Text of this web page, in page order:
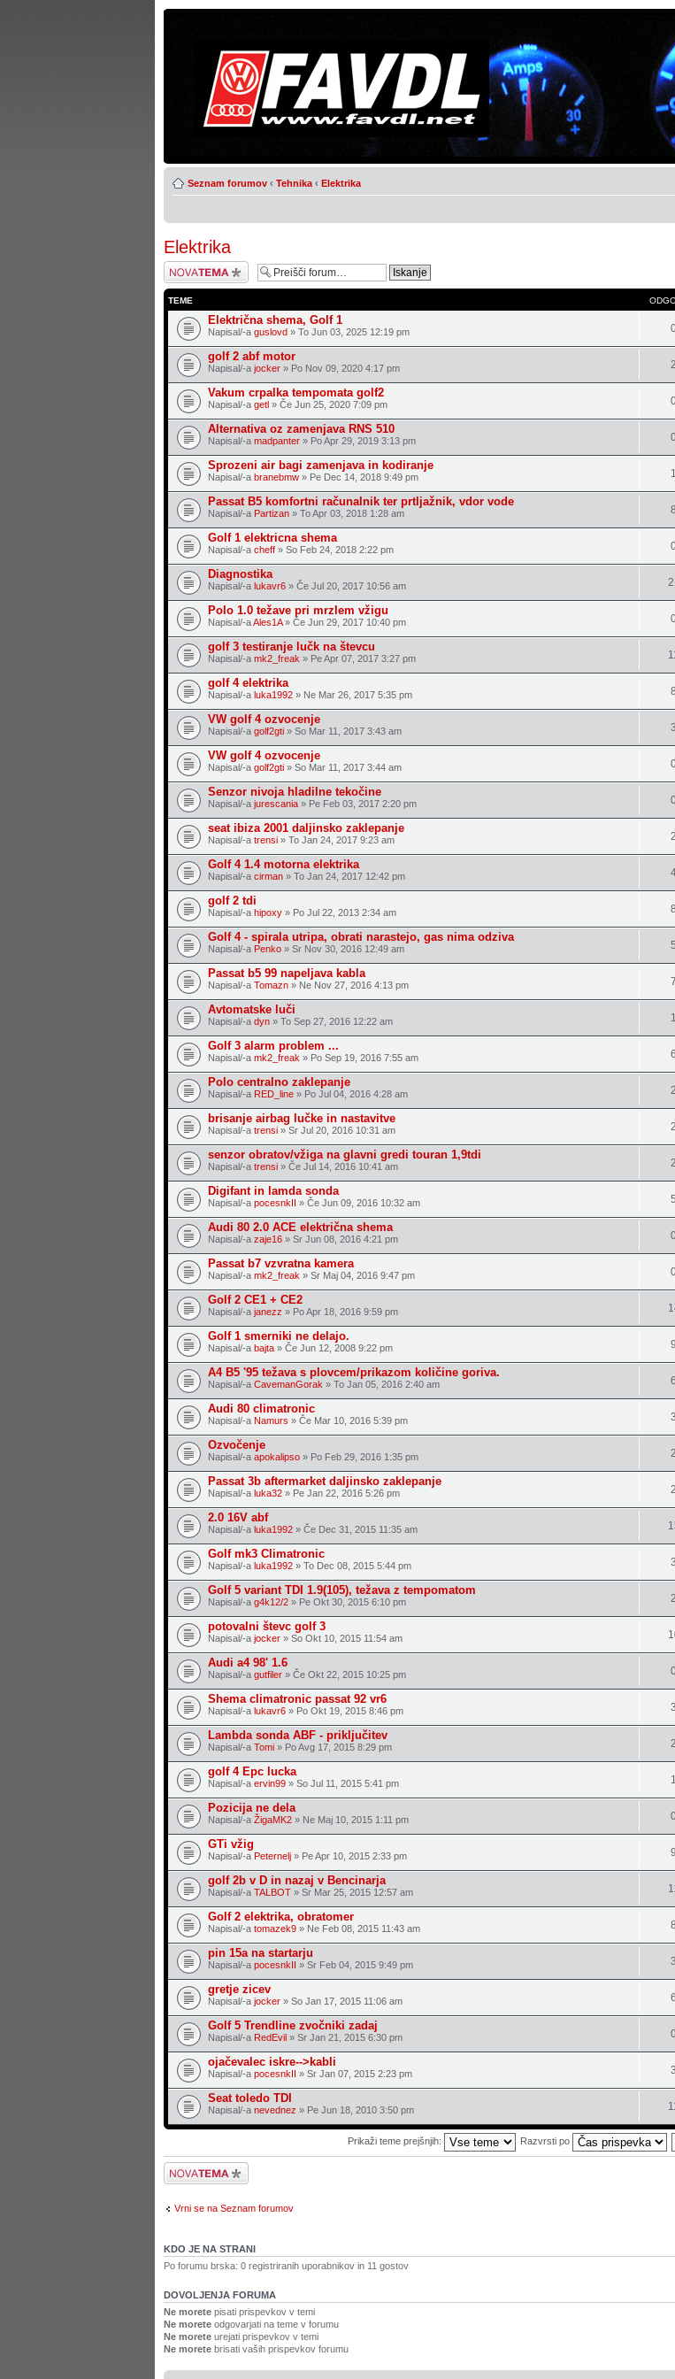
Seznam forumov ‹ Tehnika ‹ Elektrika
Elektrika
Napiši novo temo
TEME
Električna shema, Golf 1
Napisal/-a guslovd» To Jun 03, 2025 12:19 pm
golf 2 abf motor
Napisal/-a jocker» Po Nov 09, 2020 4:17 pm 2
Vakum crpalka tempomata golf2
Napisal/-a getl» Če Jun 25, 2020 7:09 pm
Alternativa oz zamenjava RNS 510
Napisal/-a madpanter» Po Apr 29, 2019 3:13 pm
Sprozeni air bagi zamenjava in kodiranje
Napisal/-a branebmw» Pe Dec 14, 2018 9:49 pm 1
Passat B5 komfortni računalnik ter prtljažnik, vdor vode
Napisal/-a Partizan» To Apr 03, 2018 1:28 am 8
Golf 1 elektricna shema
Napisal/-a cheff» So Feb 24, 2018 2:22 pm
Diagnostika
Napisal/-a lukavr6» Če Jul 20, 2017 10:56 am
Polo 1.0 težave pri mrzlem vžigu
Napisal/-aAles1A» Če Jun 29, 2017 10:40 pm
golf 3 testiranje lučk na števcu
Napisal/-a mk2_freak » Pe Apr 07, 2017 3:27 pm
golf 4 elektrika
Napisal/-a luka1992» Ne Mar 26, 2017 5:35 pm 8
VW golf 4 ozvocenje
Napisal/-a golf2gti» So Mar 11, 2017 3:43 am 3
VW golf 4 ozvocenje
Napisal/-a golf2gti» So Mar 11, 2017 3:44 am
Senzor nivoja hladilne tekočine
Napisal/-a jurescania» Pe Feb 03, 2017 2:20 pm
seat ibiza 2001 daljinsko zaklepanje
Napisal/-a trensi» To Jan 24, 2017 9:23 am 2
Golf 4 1.4 motorna elektrika
Napisal/-a cirman» To Jan 24, 2017 12:42 pm
golf 2 tdi
Napisal/-a hipoxy» Po Jul 22, 2013 2:34 am 8
Golf 4 - spirala utripa, obrati narastejo, gas nima odziva
Napisal/-a Penko» Sr Nov 30, 2016 12:49 am 5
Passat b5 99 napeljava kabla
Napisal/-a Tomazn» Ne Nov 27, 2016 4:13 pm 7
Avtomatske luči
Napisal/-a dyn» To Sep 27, 2016 12:22 am 1
Golf 3 alarm problem ...
Napisal/-a mk2_freak » Po Sep 19, 2016 7:55 am 6
Polo centralno zaklepanje
Napisal/-a RED_line» Po Jul 04, 2016 4:28 am 2
brisanje airbag lučke in nastavitve
Napisal/-a trensi» Sr Jul 20, 2016 10:31 am 2
senzor obratov/vžiga na glavni gredi touran 1,9tdi
Napisal/-a trensi» Če Jul 14, 2016 10:41 am 2
Digifant in lamda sonda
Napisal/-a pocesnkII » Če Jun 09, 2016 10:32 am 5
Audi 80 2.0 ACE električna shema
Napisal/-a zaje16» Sr Jun 08, 2016 4:21 pm
Passat b7 vzvratna kamera
Napisal/-a mk2_freak » Sr Maj 04, 2016 9:47 pm
Golf 2 CE1 + CE2
Napisal/-a janezz » Po Apr 18, 2016 9:59 pm
Golf 1 smerniki ne delajo.
Napisal/-a bajta» Če Jun 12, 2008 9:22 pm 9
A4 B5 '95 težava s plovcem/prikazom količine goriva.
Napisal/-a CavemanGorak » To Jan 05, 2016 2:40 am 6
Audi 80 climatronic
Napisal/-a Namurs » Če Mar 10, 2016 5:39 pm 3
Ozvočenje
Napisal/-a apokalipso» Po Feb 29, 2016 1:35 pm 2
Passat 3b aftermarket daljinsko zaklepanje
Napisal/-a luka32» Pe Jan 22, 2016 5:26 pm 2
2.0 16V abf
Napisal/-a luka1992» Če Dec 31, 2015 11:35 am
Golf mk3 Climatronic
Napisal/-a luka1992» To Dec 08, 2015 5:44 pm 3
Golf 5 variant TDI 1.9(105), težava z tempomatom
Napisal/-a g4k12/2» Pe Okt 30, 2015 6:10 pm 2
potovalni števc golf 3
Napisal/-a jocker» So Okt 10, 2015 11:54 am
Audi a4 98' 1.6
Napisal/-a gutfiler» Če Okt 22, 2015 10:25 pm
Shema climatronic passat 92 vr6
Napisal/-a lukavr6» Po Okt 19, 2015 8:46 pm 3
Lambda sonda ABF - priključitev
Napisal/-a Tomi» Po Avg 17, 2015 8:29 pm 2
golf 4 Epc lucka
Napisal/-a ervin99» So Jul 11, 2015 5:41 pm 1
Pozicija ne dela
Napisal/-a ŽigaMK2» Ne Maj 10, 2015 1:11 pm
GTi vžig
Napisal/-a Peternelj» Pe Apr 10, 2015 2:33 pm 9
golf 2b v D in nazaj v Bencinarja
Napisal/-a TALBOT» Sr Mar 25, 2015 12:57 am
Golf 2 elektrika, obratomer
Napisal/-a tomazek9» Ne Feb 08, 2015 11:43 am 8
pin 15a na startarju
Napisal/-a pocesnkII » Sr Feb 04, 2015 9:49 pm 3
gretje zicev
Napisal/-a jocker» So Jan 17, 2015 11:06 am 6
Golf 5 Trendline zvočniki zadaj
Napisal/-a RedEvil» Sr Jan 21, 2015 6:30 pm
ojačevalec iskre-->kabli
Napisal/-a pocesnkII » Sr Jan 07, 2015 2:23 pm 3
Seat toledo TDI
Napisal/-a nevednez » Pe Jun 18, 2010 3:50 pm
Prikaži teme prejšnjih: Razvrsti po
Napiši novo temo
Vrni se na Seznam forumov
KDO JE NA STRANI
Po forumu brska: 0 registriranih uporabnikov in 11 gostov
DOVOLJENJA FORUMA
Ne moretepisati prispevkov v temi
Ne moreteodgovarjati na teme v forumu
Ne moreteurejati prispevkov v temi
Ne moretebrisati vaših prispevkov forumu